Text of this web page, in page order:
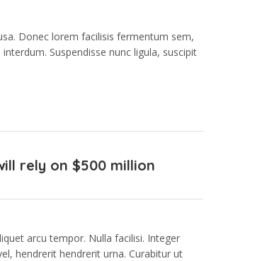
Donec lorem facilisis fermentum sem,
Suspendisse nunc ligula, suscipit
rely on $500 million
arcu tempor. Nulla facilisi. Integer
hendrerit hendrerit urna. Curabitur ut